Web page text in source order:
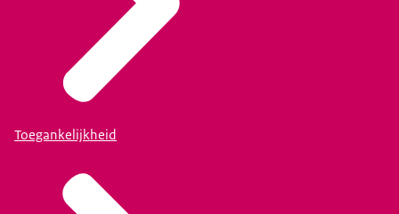
Toegankelijkheid